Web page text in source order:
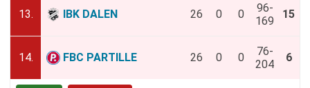
13. IBK DALEN 26 0 0
96-
169
15
14. FBC PARTILLE 26 0 0
76-
204
6